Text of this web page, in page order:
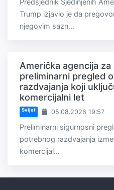
Trump izjavio je da
njegovim sazn...
Američka agencija
preliminarni pregled
razdvajanja koji
komercijalni let
Svijet 05.08.2026 19:57
Preliminarni sigurnosni
potrebnog razdvajanja
komercijal...